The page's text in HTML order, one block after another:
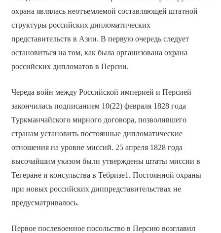
охрана являлась неотъемлемой составляющей штатной
структуры российских дипломатических
представительств в Азии. В первую очередь следует
остановиться на том, как была организована охрана
российских дипломатов в Персии.
Череда войн между Российской империей и Персией
закончилась подписанием 10(22) февраля 1828 года
Туркманчайского мирного договора, позволившего
странам установить постоянные дипломатические
отношения на уровне миссий. 25 апреля 1828 года
высочайшим указом были утверждены штаты миссии в
Тегеране и консульства в Тебризе1. Постоянной охраны
при новых российских диппредставительствах не
предусматривалось.
Первое послевоенное посольство в Персию возглавил